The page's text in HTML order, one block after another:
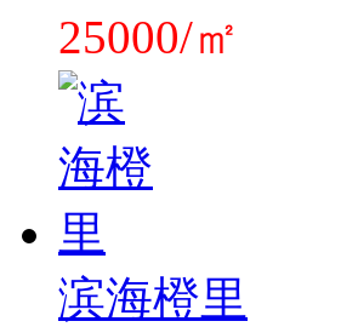
25000/㎡
滨海橙里